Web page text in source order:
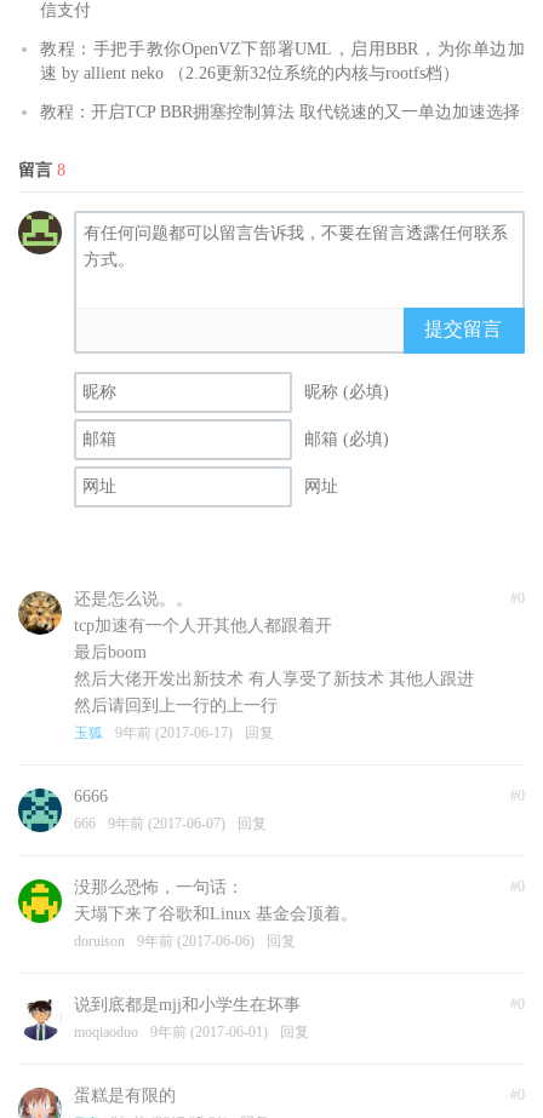
信支付
教程：手把手教你OpenVZ下部署UML，启用BBR，为你单边加
速 by allient neko （2.26更新32位系统的内核与rootfs档）
教程：开启TCP BBR拥塞控制算法 取代锐速的又一单边加速选择
留言 8
提交留言
昵称 (必填)
邮箱 (必填)
网址
#0
还是怎么说。。
tcp加速有一个人开其他人都跟着开
最后boom
然后大佬开发出新技术 有人享受了新技术 其他人跟进
然后请回到上一行的上一行
玉狐 9年前 (2017-06-17) 回复
#0
6666
666 9年前 (2017-06-07) 回复
#0
没那么恐怖，一句话：
天塌下来了谷歌和Linux 基金会顶着。
doruison 9年前 (2017-06-06) 回复
#0
说到底都是mjj和小学生在坏事
moqiaoduo 9年前 (2017-06-01) 回复
#0
蛋糕是有限的